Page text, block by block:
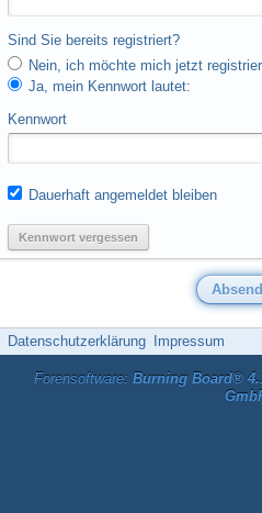
Sind Sie bereits registriert?
Nein, ich möchte mich jetzt
Ja, mein Kennwort lautet:
Kennwort
Dauerhaft angemeldet bleiben
Kennwort vergessen
Datenschutzerklärung Impressum
Forensoftware: Burning Board®